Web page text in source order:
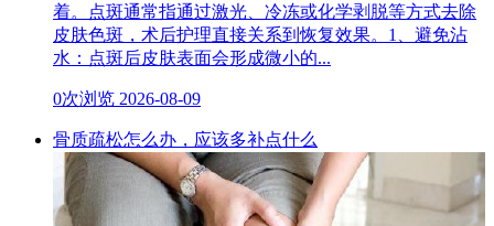
着。点斑通常指通过激光、冷冻或化学剥脱等方式去除
皮肤色斑，术后护理直接关系到恢复效果。1、避免沾
水：点斑后皮肤表面会形成微小的...
0次浏览 2026-08-09
骨质疏松怎么办，应该多补点什么